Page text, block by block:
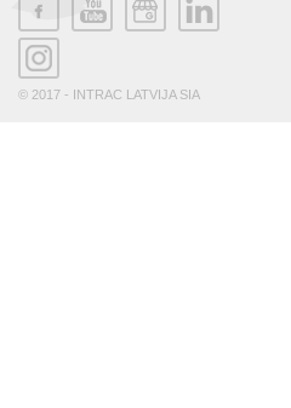
© 2017 - INTRAC LATVIJA SIA